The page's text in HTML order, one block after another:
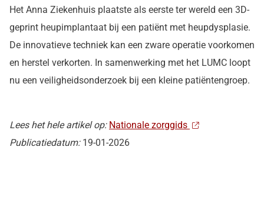
Het Anna Ziekenhuis plaatste als eerste ter wereld een 3D-
geprint heupimplantaat bij een patiënt met heupdysplasie.
De innovatieve techniek kan een zware operatie voorkomen
en herstel verkorten. In samenwerking met het LUMC loopt
nu een veiligheidsonderzoek bij een kleine patiëntengroep.
Lees het hele artikel op: Nationale zorggids
Publicatiedatum: 19-01-2026